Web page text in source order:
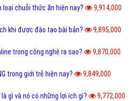
loại chuỗi thức ăn hiện nay? 9,914,000
khi được đào tạo bài bản? 9,895,000
trong công nghệ ra sao? 9,870,000
trong giới trẻ hiện nay? 9,849,000
gì và nó có những lợi ích gì? 9,772,000